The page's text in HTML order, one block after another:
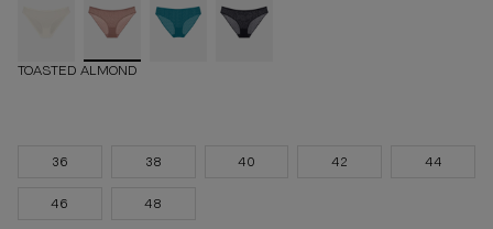
TOASTED ALMOND
36 38 40 42 44
46 48